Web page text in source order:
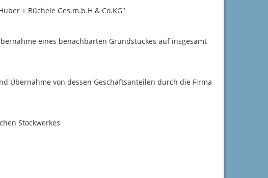
+ Büchele Ges.m.b.H & Co.KG"
eines benachbarten Grundstückes auf insgesamt
Übernahme von dessen Geschäftsanteilen durch die Firma
Stockwerkes